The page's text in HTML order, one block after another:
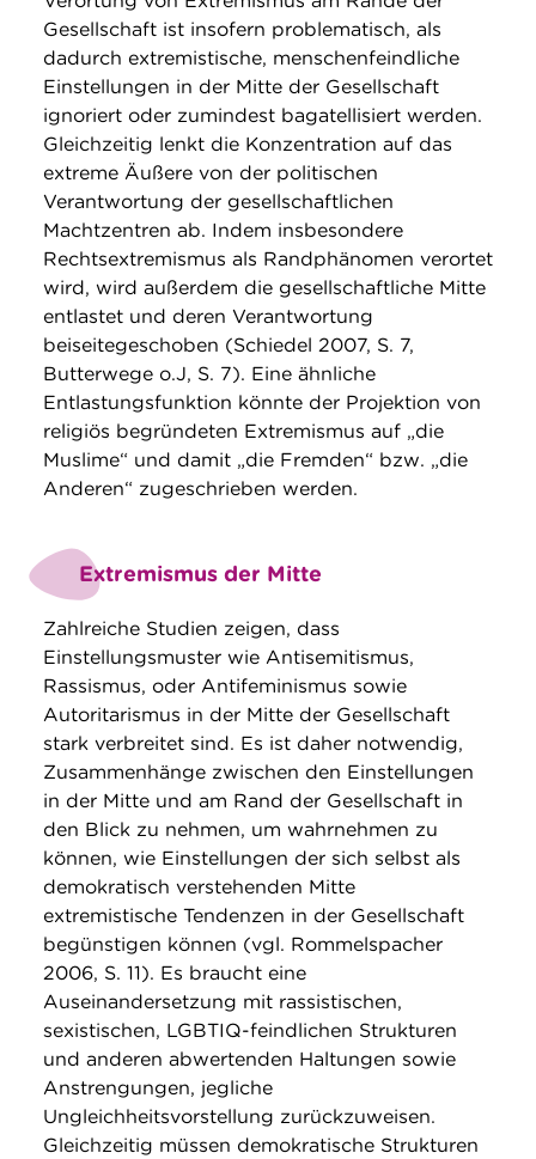
Gesellschaft ist insofern problematisch, als
dadurch extremistische, menschenfeindliche
Einstellungen in der Mitte der Gesellschaft
ignoriert oder zumindest bagatellisiert werden.
Gleichzeitig lenkt die Konzentration auf das
extreme Äußere von der politischen
Verantwortung der gesellschaftlichen
Machtzentren ab. Indem insbesondere
Rechtsextremismus als Randphänomen verortet
wird, wird außerdem die gesellschaftliche Mitte
entlastet und deren Verantwortung
beiseitegeschoben (Schiedel 2007, S. 7,
Butterwege o.J, S. 7). Eine ähnliche
Entlastungsfunktion könnte der Projektion von
religiös begründeten Extremismus auf „die
Muslime“ und damit „die Fremden“ bzw. „die
Anderen“ zugeschrieben werden.
Extremismus der Mitte
Zahlreiche Studien zeigen, dass
Einstellungsmuster wie Antisemitismus,
Rassismus, oder Antifeminismus sowie
Autoritarismus in der Mitte der Gesellschaft
stark verbreitet sind. Es ist daher notwendig,
Zusammenhänge zwischen den Einstellungen
in der Mitte und am Rand der Gesellschaft in
den Blick zu nehmen, um wahrnehmen zu
können, wie Einstellungen der sich selbst als
demokratisch verstehenden Mitte
extremistische Tendenzen in der Gesellschaft
begünstigen können (vgl. Rommelspacher
2006, S. 11). Es braucht eine
Auseinandersetzung mit rassistischen,
sexistischen, LGBTIQ-feindlichen Strukturen
und anderen abwertenden Haltungen sowie
Anstrengungen, jegliche
Ungleichheitsvorstellung zurückzuweisen.
Gleichzeitig müssen demokratische Strukturen